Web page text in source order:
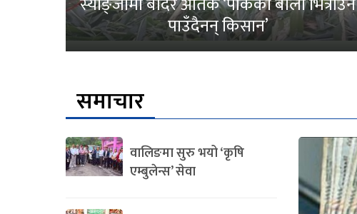
पाउँदैनन् किसान’
समाचार
वालिङमा सुरु भयो ‘कृषि
एम्बुलेन्स’ सेवा